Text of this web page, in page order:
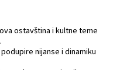
ostavština i kultne teme
nijanse i dinamiku